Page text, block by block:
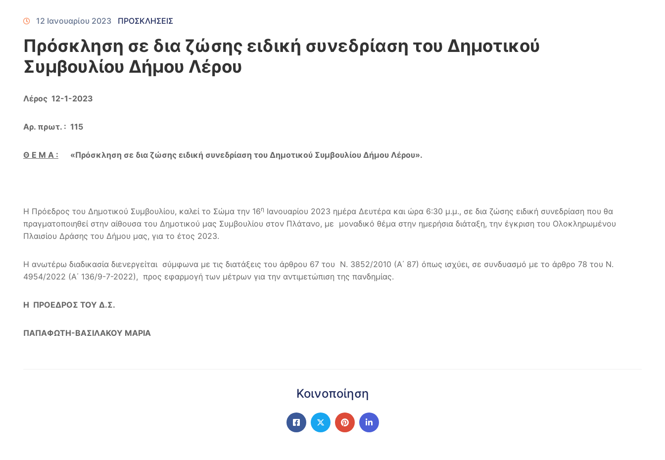
12 Ιανουαρίου 2023 ΠΡΟΣΚΛΗΣΕΙΣ
Πρόσκληση σε δια ζώσης ειδική συνεδρίαση του Δημοτικού
Συμβουλίου Δήμου Λέρου
Λέρος 12-1-2023
Αρ. πρωτ. : 115
Θ Ε Μ Α : «Πρόσκληση σε δια ζώσης ειδική συνεδρίαση του Δημοτικού Συμβουλίου Δήμου Λέρου».
Η Πρόεδρος του Δημοτικού Συμβουλίου, καλεί το Σώμα την 16η Ιανουαρίου 2023 ημέρα Δευτέρα και ώρα 6:30 μ.μ., σε δια ζώσης ειδική συνεδρίαση που θα
πραγματοποιηθεί στην αίθουσα του Δημοτικού μας Συμβουλίου στον Πλάτανο, με μοναδικό θέμα στην ημερήσια διάταξη, την έγκριση του Ολοκληρωμένου
Πλαισίου Δράσης του Δήμου μας, για το έτος 2023.
Η ανωτέρω διαδικασία διενεργείται σύμφωνα με τις διατάξεις του άρθρου 67 του Ν. 3852/2010 (Α΄ 87) όπως ισχύει, σε συνδυασμό με το άρθρο 78 του Ν.
4954/2022 (Α΄ 136/9-7-2022), προς εφαρμογή των μέτρων για την αντιμετώπιση της πανδημίας.
Η ΠΡΟΕΔΡΟΣ ΤΟΥ Δ.Σ.
ΠΑΠΑΦΩΤΗ-ΒΑΣΙΛΑΚΟΥ ΜΑΡΙΑ
Κοινοποίηση